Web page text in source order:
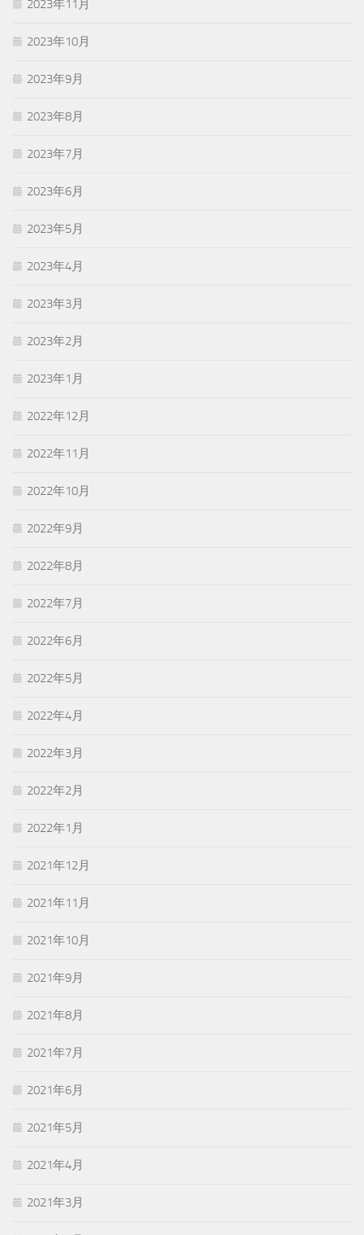
2023年11月
2023年10月
2023年9月
2023年8月
2023年7月
2023年6月
2023年5月
2023年4月
2023年3月
2023年2月
2023年1月
2022年12月
2022年11月
2022年10月
2022年9月
2022年8月
2022年7月
2022年6月
2022年5月
2022年4月
2022年3月
2022年2月
2022年1月
2021年12月
2021年11月
2021年10月
2021年9月
2021年8月
2021年7月
2021年6月
2021年5月
2021年4月
2021年3月